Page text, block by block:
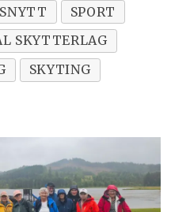
SPORT
SKYTTERLAG
SKYTING